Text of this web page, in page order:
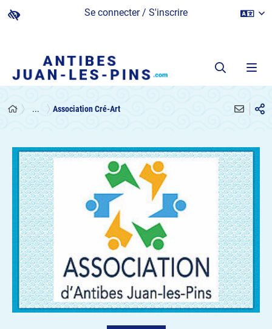
Se connecter / S'inscrire
... Association Cré-Art